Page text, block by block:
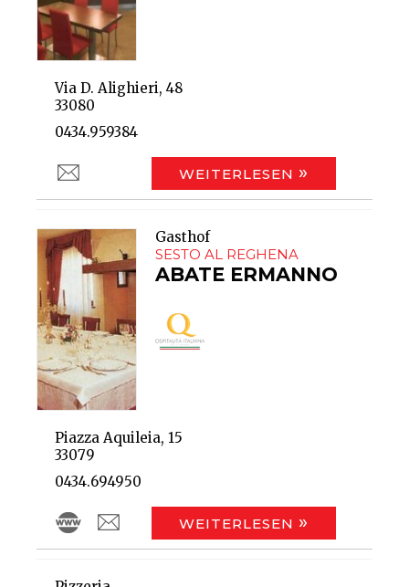
Via D. Alighieri, 48
33080
0434.959384
WEITERLESEN
Gasthof
SESTO AL REGHENA
ABATE ERMANNO
Piazza Aquileia, 15
33079
0434.694950
WEITERLESEN